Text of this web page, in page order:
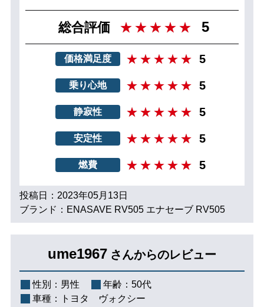
総合評価 5
価格満足度 5
乗り心地 5
静寂性 5
安定性 5
燃費 5
投稿日：2023年05月13日
ブランド：ENASAVE RV505 エナセーブ RV505
ume1967 さんからのレビュー
性別： 男性 年齢： 50代
車種：
トヨタ ヴォクシー